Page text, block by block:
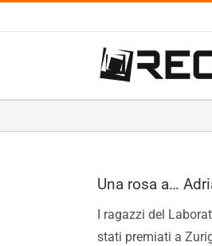
al
Una rosa a…
I ragazzi del
stati premiati a